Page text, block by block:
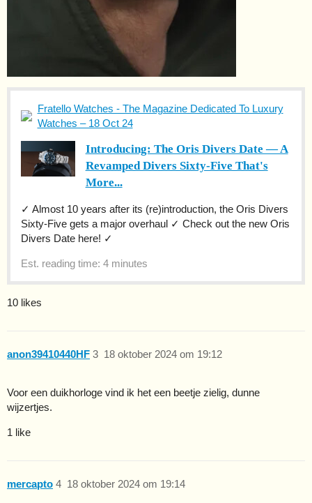
Fratello Watches - The Magazine Dedicated To Luxury
Watches – 18 Oct 24
Introducing: The Oris Divers Date — A
Revamped Divers Sixty-Five That's
More...
✓ Almost 10 years after its (re)introduction, the Oris Divers
Sixty-Five gets a major overhaul ✓ Check out the new Oris
Divers Date here! ✓
Est. reading time: 4 minutes
10 likes
anon39410440HF 18 oktober 2024 om 19:12
3
Voor een duikhorloge vind ik het een beetje zielig, dunne
wijzertjes.
1 like
mercapto 18 oktober 2024 om 19:14
4